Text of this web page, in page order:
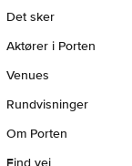
Det sker
Aktører i Porten
Venues
Rundvisninger
Om Porten
Find vej